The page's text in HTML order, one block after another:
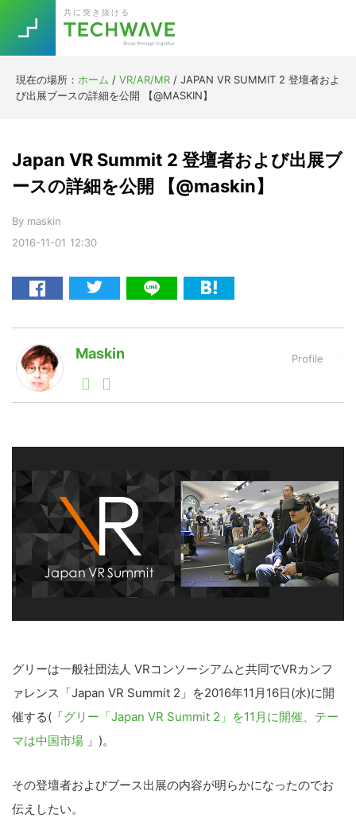
primary
navigation
main
content
primary
sidebar
footer
共に突き抜ける
現在の場所： ホーム / VR/AR/MR / JAPAN VR SUMMIT 2 登壇者およ
び出展ブースの詳細を公開 【@MASKIN】
2016-11-01 12:30
Japan VR Summit 2 登壇者および出展ブ
ースの詳細を公開 【@maskin】
By maskin
Maskin
1990年代初頭から記者としてまた起業家としてITスタ
ートアップ業界のハードウェアからソフトウェアの事業
注目される。通信キャリアのニュースポータルの創業デ
スクとして数億PV事業に。世界最大IT系メディア（ス
ペイン）の元日本編集長、World Innovation Lab(WiL)
などを経て、現在、スタートアップ支援側の取り組みに
注力中。
グリーは一般社団法人 VRコンソーシアムと共同でVRカンフ
ァレンス「Japan VR Summit 2」を2016年11月16日(水)に開
催する(「グリー「Japan VR Summit 2」を11月に開催、テー
マは中国市場 」)。
その登壇者およびブース出展の内容が明らかになったのでお
伝えしたい。
TOPICS
RE:LIFE
Re:Work
AI
VR/AR
[Startup]
[Voice Edition]
[YouTube]
Block Data Bank
Trend 今話題の注目キーワード
5G Asana テレワーク